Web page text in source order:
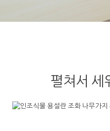
펼쳐서 세